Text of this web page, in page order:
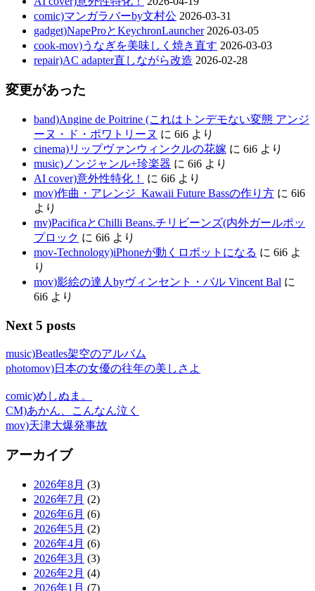
comic)マンガラバーby文村公 2026-03-31
gadget)NapeProとKeychronLauncher 2026-03-05
cook-mov)うなぎを美味しく焼き直す 2026-03-03
repair)AC adapter直しながら改造 2026-02-28
変更があった
band)Angine de Poitrine (これはトンデモない変態 アンジ
ーヌ・ド・ポワトリーヌ に 6i6 より
cinema)リップヴァンウィンクルの花嫁 に 6i6 より
music)ノンジャンル+珍楽器 に 6i6 より
AI cover)意外性特化！
に 6i6 より
mov)作曲・アレンジ_Kawaii Future Bassの作り方 に 6i6
より
mv)PacificaとChilli Beans.チリビーンズ(内外ガールポッ
プロック に 6i6 より
mov-Technology)iPhoneが動くロボットになる に 6i6 よ
り
mov)影絵の達人byヴィンセント・バル Vincent Bal に
6i6 より
Next 5 posts
music)Beatles架空のアルバム
photomov)日本の女優の往年の美しさよ
comic)めしぬま。
CM)あかん、こんなん泣く
mov)天津大爆発事故
アーカイブ
2026年8月 (3)
2026年7月 (2)
2026年6月 (6)
2026年5月 (2)
2026年4月 (6)
2026年3月 (3)
2026年2月 (4)
2026年1月 (7)